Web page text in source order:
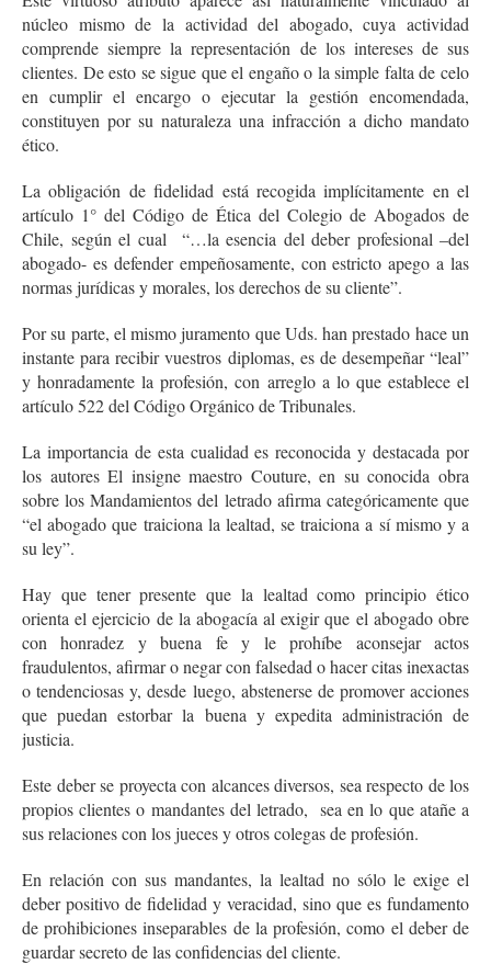
núcleo mismo de la actividad del abogado, cuya actividad
comprende siempre la representación de los intereses de sus
clientes. De esto se sigue que el engaño o la simple falta de celo
en cumplir el encargo o ejecutar la gestión encomendada,
constituyen por su naturaleza una infracción a dicho mandato
ético.
La obligación de fidelidad está recogida implícitamente en el
artículo 1° del Código de Ética del Colegio de Abogados de
Chile, según el cual “…la esencia del deber profesional –del
abogado- es defender empeñosamente, con estricto apego a las
normas jurídicas y morales, los derechos de su cliente”.
Por su parte, el mismo juramento que Uds. han prestado hace un
instante para recibir vuestros diplomas, es de desempeñar “leal”
y honradamente la profesión, con arreglo a lo que establece el
artículo 522 del Código Orgánico de Tribunales.
La importancia de esta cualidad es reconocida y destacada por
los autores El insigne maestro Couture, en su conocida obra
sobre los Mandamientos del letrado afirma categóricamente que
“el abogado que traiciona la lealtad, se traiciona a sí mismo y a
su ley”.
Hay que tener presente que la lealtad como principio ético
orienta el ejercicio de la abogacía al exigir que el abogado obre
con honradez y buena fe y le prohíbe aconsejar actos
fraudulentos, afirmar o negar con falsedad o hacer citas inexactas
o tendenciosas y, desde luego, abstenerse de promover acciones
que puedan estorbar la buena y expedita administración de
justicia.
Este deber se proyecta con alcances diversos, sea respecto de los
propios clientes o mandantes del letrado, sea en lo que atañe a
sus relaciones con los jueces y otros colegas de profesión.
En relación con sus mandantes, la lealtad no sólo le exige el
deber positivo de fidelidad y veracidad, sino que es fundamento
de prohibiciones inseparables de la profesión, como el deber de
guardar secreto de las confidencias del cliente.